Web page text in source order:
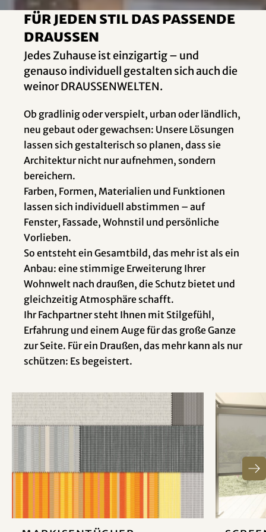
Für jeden Stil das passende
Draussen
Jedes Zuhause ist einzigartig – und
genauso individuell gestalten sich auch die
weinor DRAUSSENWELTEN.
Ob gradlinig oder verspielt, urban oder ländlich,
neu gebaut oder gewachsen: Unsere Lösungen
lassen sich gestalterisch so planen, dass sie
Architektur nicht nur aufnehmen, sondern
bereichern.
Farben, Formen, Materialien und Funktionen
lassen sich individuell abstimmen – auf
Fenster, Fassade, Wohnstil und persönliche
Vorlieben.
So entsteht ein Gesamtbild, das mehr ist als ein
Anbau: eine stimmige Erweiterung Ihrer
Wohnwelt nach draußen, die Schutz bietet und
gleichzeitig Atmosphäre schafft.
Ihr Fachpartner steht Ihnen mit Stilgefühl,
Erfahrung und einem Auge für das große Ganze
zur Seite. Für ein Draußen, das mehr kann als nur
schützen: Es begeistert.